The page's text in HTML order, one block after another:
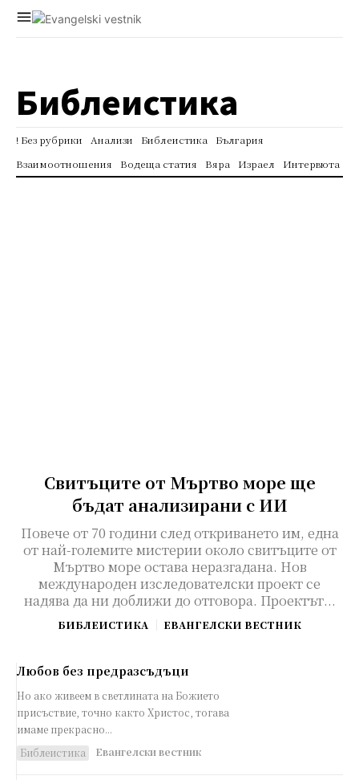
Библеистика
! Без рубрики Анализи Библеистика
България
Взаимоотношения
Водеща статия Вяра Израел Интервюта
Свитъците от Мъртво море ще
бъдат анализирани с ИИ
Повече от 70 години след откриването им, една
от най-големите мистерии около свитъците от
Мъртво море остава неразгадана. Нов
международен изследователски проект се
надява да ни доближи до отговора. Проектът...
БИБЛЕИСТИКА ЕВАНГЕЛСКИ ВЕСТНИК
Любов без предразсъдъци
Но ако живеем в светлината на Божието
присъствие, точно както Христос, тогава
имаме прекрасно...
Библеистика
Евангелски вестник